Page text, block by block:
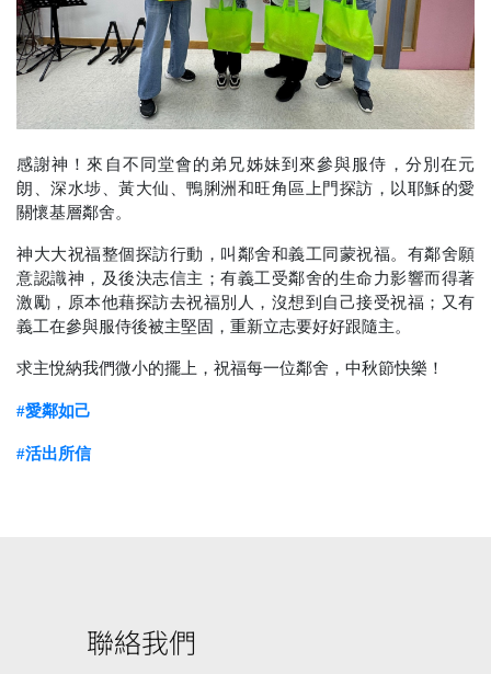
感謝神！來自不同堂會的弟兄姊妹到來參與服侍，分別在元
朗、深水埗、黃大仙、鴨脷洲和旺角區上門探訪，以耶穌的愛
關懷基層鄰舍。
神大大祝福整個探訪行動，叫鄰舍和義工同蒙祝福。有鄰舍願
意認識神，及後決志信主；有義工受鄰舍的生命力影響而得著
激勵，原本他藉探訪去祝福別人，沒想到自己接受祝福；又有
義工在參與服侍後被主堅固，重新立志要好好跟隨主。
求主悅納我們微小的擺上，祝福每一位鄰舍，中秋節快樂！
#愛鄰如己
#活出所信
聯絡我們